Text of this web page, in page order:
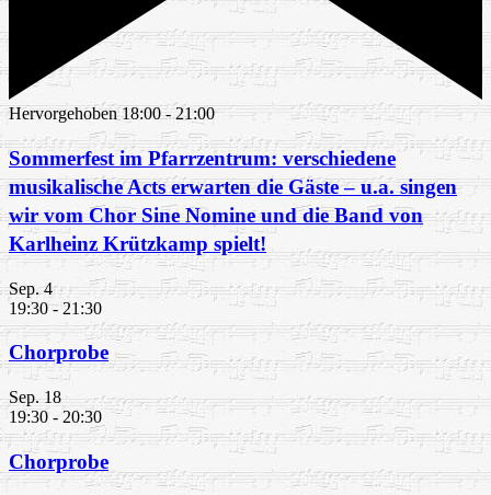
Hervorgehoben 18:00-21:00
Sommerfest im Pfarrzentrum: verschiedene
musikalische Acts erwarten die Gäste – u.a. singen
wir vom Chor Sine Nomine und die Band von
Karlheinz Krützkamp spielt!
Sep.4
19:30- 21:30
Chorprobe
Sep.18
19:30 - 20:30
Chorprobe